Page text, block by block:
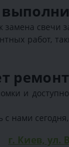
свечи
работ,
и
нами
г. Киев, ул.